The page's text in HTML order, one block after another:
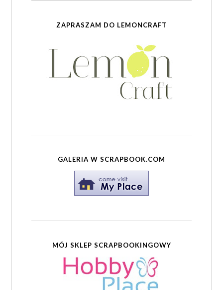
ZAPRASZAM DO LEMONCRAFT
GALERIA W SCRAPBOOK.COM
MÓJ SKLEP SCRAPBOOKINGOWY